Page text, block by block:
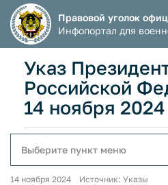
Правовой уголок
Инфопортал для
Указ
Российской
14 ноября 2024
Выберите пункт меню
14 ноября 2024 Источник: Указы